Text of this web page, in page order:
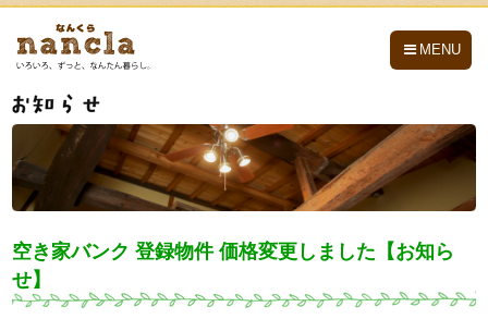
MENU
空き家バンク 登録物件 価格変更しました【お知ら
せ】